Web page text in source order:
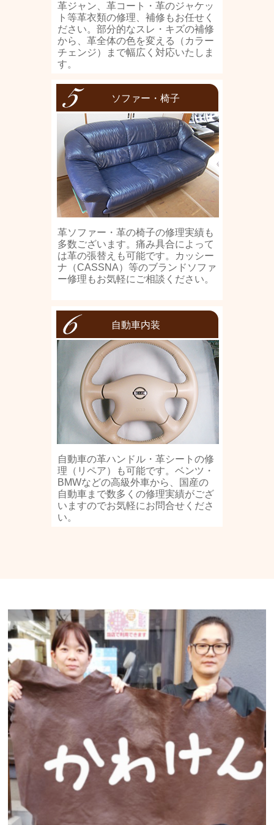
革ジャン、革コート・革のジャケッ
ト等革衣類の修理、補修もお任せく
ださい。部分的なスレ・キズの補修
から、革全体の色を変える（カラー
チェンジ）まで幅広く対応いたしま
す。
ソファー・椅子
革ソファー・革の椅子の修理実績も
多数ございます。痛み具合によって
は革の張替えも可能です。カッシー
ナ（CASSNA）等のブランドソファ
ー修理もお気軽にご相談ください。
自動車内装
自動車の革ハンドル・革シートの修
理（リペア）も可能です。ベンツ・
BMWなどの高級外車から、国産の
自動車まで数多くの修理実績がござ
いますのでお気軽にお問合せくださ
い。